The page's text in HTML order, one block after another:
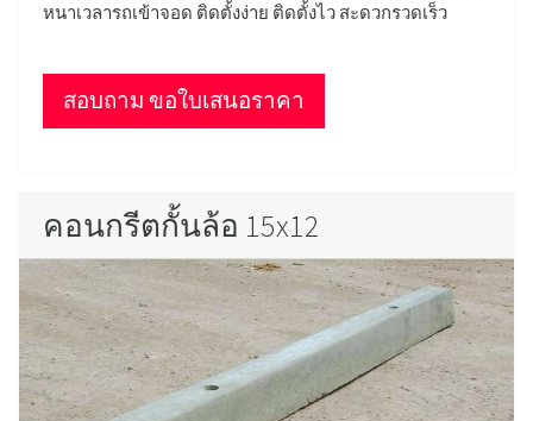
หนาเวลารถเข้าจอด ติดตั้งง่าย ติดตั้งไว สะดวกรวดเร็ว
สอบถาม ขอใบเสนอราคา
คอนกรีตกั้นล้อ 15x12